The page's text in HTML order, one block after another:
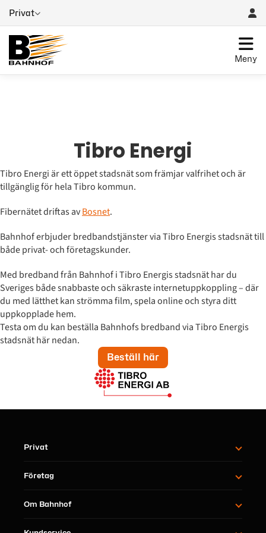
Privat
Meny
Tibro Energi
Tibro Energi är ett öppet stadsnät som främjar valfrihet och är
tillgänglig för hela Tibro kommun.
Fibernätet driftas avBosnet.
Bahnhof erbjuder bredbandstjänster via Tibro Energis stadsnät till
både privat- och företagskunder.
Med bredband från Bahnhof i Tibro Energis stadsnät har du
Sveriges både snabbaste och säkraste internetuppkoppling – där
du med lätthet kan strömma film, spela online och styra ditt
uppkopplade hem.
Testa om du kan beställa Bahnhofs bredband via Tibro Energis
stadsnät här nedan.
Beställ här
Privat
Företag
Om Bahnhof